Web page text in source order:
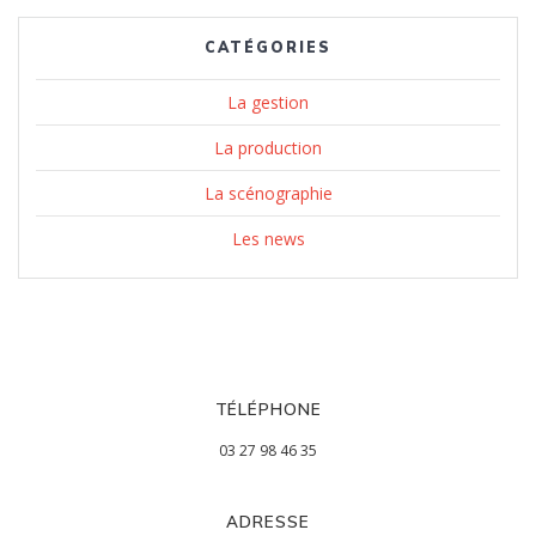
CATÉGORIES
La gestion
La production
La scénographie
Les news
TÉLÉPHONE
03 27 98 46 35
ADRESSE